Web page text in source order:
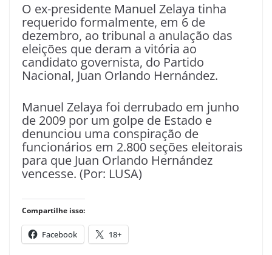
O ex-presidente Manuel Zelaya tinha
requerido formalmente, em 6 de
dezembro, ao tribunal a anulação das
eleições que deram a vitória ao
candidato governista, do Partido
Nacional, Juan Orlando Hernández.
Manuel Zelaya foi derrubado em junho
de 2009 por um golpe de Estado e
denunciou uma conspiração de
funcionários em 2.800 seções eleitorais
para que Juan Orlando Hernández
vencesse. (Por: LUSA)
Compartilhe isso:
Facebook 18+